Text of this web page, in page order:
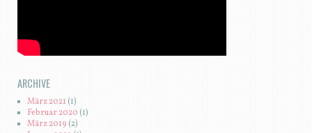
ARCHIVE
März 2021 (1)
Februar 2020 (1)
März 2019 (2)